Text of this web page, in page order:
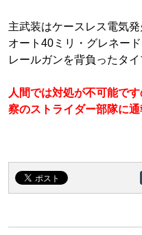
主武装はケースレス電気
オート40ミリ・グレネー
レールガンを背負ったタ
人間では対処が不可能で
察のストライダー部隊に通